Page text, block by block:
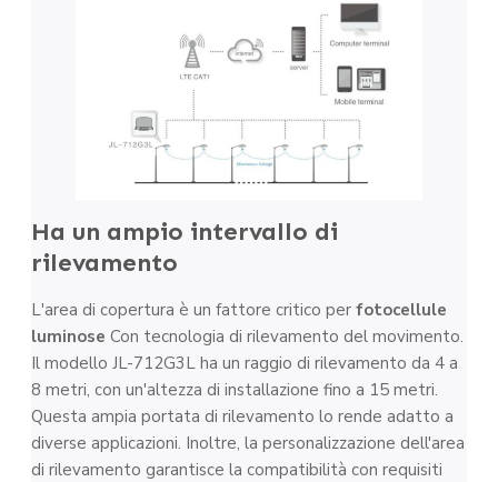
Ha un ampio intervallo di
rilevamento
L'area di copertura è un fattore critico per fotocellule
luminose Con tecnologia di rilevamento del movimento.
Il modello JL-712G3L ha un raggio di rilevamento da 4 a
8 metri, con un'altezza di installazione fino a 15 metri.
Questa ampia portata di rilevamento lo rende adatto a
diverse applicazioni. Inoltre, la personalizzazione dell'area
di rilevamento garantisce la compatibilità con requisiti